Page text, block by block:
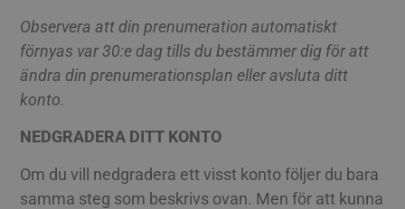
Observera att din prenumeration automatiskt
förnyas var 30:e dag tills du bestämmer dig för att
ändra din prenumerationsplan eller avsluta ditt
konto.
NEDGRADERA DITT KONTO
Om du vill nedgradera ett visst konto följer du bara
samma steg som beskrivs ovan. Men för att kunna